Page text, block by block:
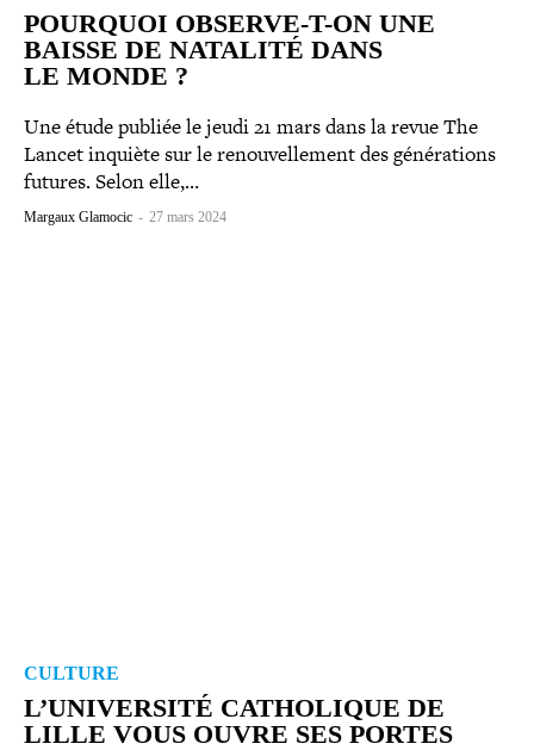
POURQUOI OBSERVE-​T-​ON UNE
BAISSE DE NATALITÉ DANS
LE MONDE ?
Une étude publiée le jeudi 21 mars dans la revue The
Lancet inquiète sur le renou­vel­le­ment des géné­ra­tions
futures. Selon elle,…
Margaux Glamocic - 27 mars 2024
CULTURE
L’UNIVERSITÉ CATHOLIQUE DE
LILLE VOUS OUVRE SES PORTES